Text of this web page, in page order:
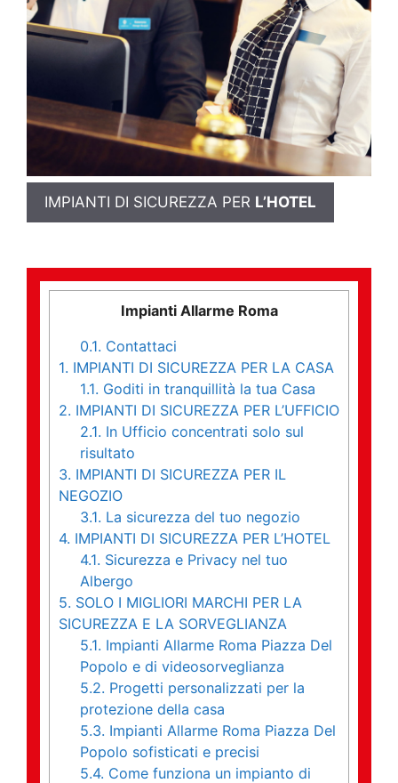
IMPIANTI DI SICUREZZA PER L’HOTEL
Impianti Allarme Roma
0.1. Contattaci
1. IMPIANTI DI SICUREZZA PER LA CASA
1.1. Goditi in tranquillità la tua Casa
2. IMPIANTI DI SICUREZZA PER L’UFFICIO
2.1. In Ufficio concentrati solo sul
risultato
3. IMPIANTI DI SICUREZZA PER IL
NEGOZIO
3.1. La sicurezza del tuo negozio
4. IMPIANTI DI SICUREZZA PER L’HOTEL
4.1. Sicurezza e Privacy nel tuo
Albergo
5. SOLO I MIGLIORI MARCHI PER LA
SICUREZZA E LA SORVEGLIANZA
5.1. Impianti Allarme Roma Piazza Del
Popolo e di videosorveglianza
5.2. Progetti personalizzati per la
protezione della casa
5.3. Impianti Allarme Roma Piazza Del
Popolo sofisticati e precisi
5.4. Come funziona un impianto di